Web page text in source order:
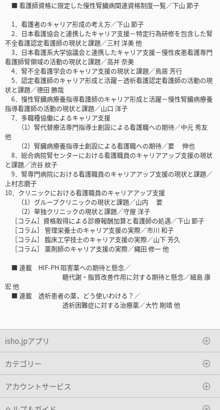
■ 看護師資格に限定した慢性腎臓病関連資格制度一覧／下山 節子
1．看護者のキャリア形成の考え方／下山 節子
2．日本看護協会と連携したキャリア支援－特定行為研修を包含した腎
不全看護認定看護師の現状と課題／三村 洋美 他
3．日本看護系大学協議会と連携したキャリア支援－慢性疾患看護専門
看護師腎領域の活動の現状と課題／高井 奈美
4．腎不全看護学会のキャリア支援の現状と課題／鳥居 芳行
5．認定看護師のキャリア形成と活躍－透析看護認定看護師の活動の現
状と課題／德田 勝哉
6．慢性腎臓病療養指導看護師のキャリア形成と活躍－慢性腎臓病療養
指導看護師の活動の現状と課題／山口 洋子
7．多職種協働によるキャリア支援
（1）腎代替療法専門指導士創設による看護職への期待／中元 秀友
他
（2）腎臓病療養指導士創設による看護職への期待／要 伸也
8．総合病院腎センターにおける看護職員のキャリアアップ支援の現状
と課題／渋谷 紋子
9．腎専門病院における看護職員のキャリアアップ支援の現状と課題／
上村志磨子
10．クリニックにおける看護職員のキャリアアップ支援
（1）グループクリニックの現状と課題／山内 要
（2）単独クリニックの現状と課題／守屋 洋子
［コラム］資格取得による診療報酬加算と看護師の処遇／下山 節子
［コラム］ 管理栄養士のキャリア支援の実際／市川 和子
［コラム］ 臨床工学技士のキャリア支援の実際／山下 芳久
［コラム］ 薬剤師のキャリア支援の実際／縄田 修一 他
■ 連載 HIF-PH 阻害薬への期待と懸念／
糖代謝・脂質改善作用に対する期待と懸念／細島 康
宏 他
■ 連載 透析患者の薬，どう使いわける？／
透析困難症に対する治療薬／大竹 剛靖 他
isho.jpアプリ
カテゴリー
アカウントサービス